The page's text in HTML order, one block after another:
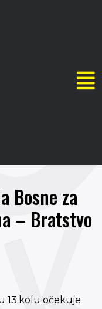
Bosne za
– Bratstvo
13.kolu očekuje